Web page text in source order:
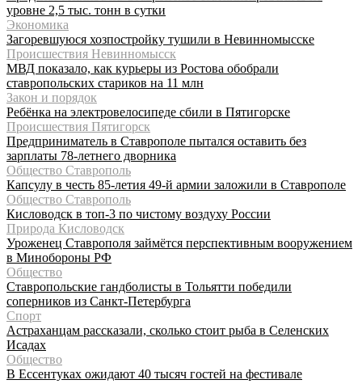
уровне 2,5 тыс. тонн в сутки
Экономика
Загоревшуюся хозпостройку тушили в Невинномысске
Происшествия Невинномысск
МВД показало, как курьеры из Ростова обобрали
ставропольских стариков на 11 млн
Закон и порядок
Ребёнка на электровелосипеде сбили в Пятигорске
Происшествия Пятигорск
Предприниматель в Ставрополе пытался оставить без
зарплаты 78-летнего дворника
Общество Ставрополь
Капсулу в честь 85-летия 49-й армии заложили в Ставрополе
Общество Ставрополь
Кисловодск в топ-3 по чистому воздуху России
Природа Кисловодск
Уроженец Ставрополя займётся перспективным вооружением
в Минобороны РФ
Общество
Ставропольские гандболисты в Тольятти победили
соперников из Санкт-Петербурга
Спорт
Астраханцам рассказали, сколько стоит рыба в Селенских
Исадах
Общество
В Ессентуках ожидают 40 тысяч гостей на фестивале